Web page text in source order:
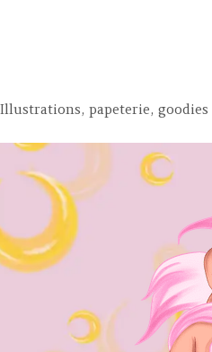
Illustrations, papeterie, goodies